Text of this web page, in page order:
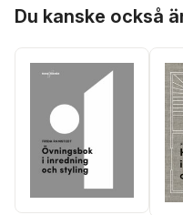
Du kanske också